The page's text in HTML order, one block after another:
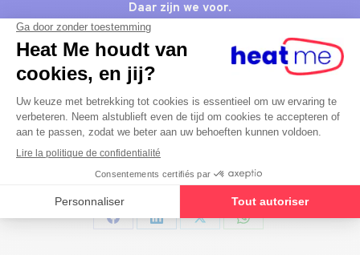
Daar zijn we voor.
Maak nu een afspraak en kom weer tot rust.
Ik heb een storingsdienst nodig
Partager cet article
Deel
Deel
Deel
Deel